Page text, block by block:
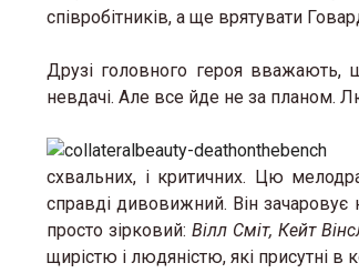
співробітників, а ще врятувати
Друзі головного героя вважають,
невдачі. Але все йде не за планом.
схвальних, і критичних. Цю
справді дивовижний. Він
просто зірковий: Вілл Сміт, Кейт
щирістю і людяністю, які присутні в